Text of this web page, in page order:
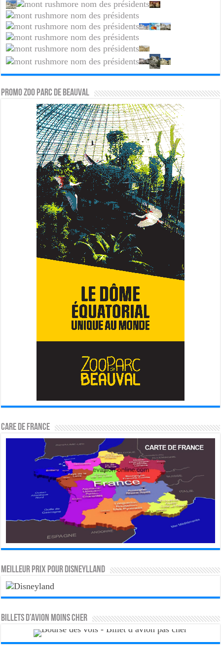
PROMO ZOO PARC DE BEAUVAL
CARE DE FRANCE
MEILLEUR PRIX POUR DISNEYLLAND
Billets d’avion moins cher